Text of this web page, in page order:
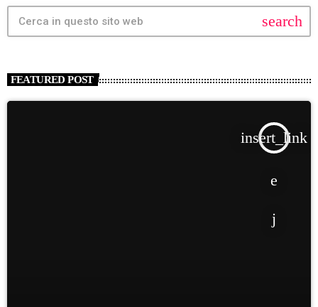
search
FEATURED POST
insert_link